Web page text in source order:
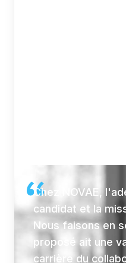
Chez NOVAE,
candidat et la
Nous faisons en
proposé ait une
carrière du